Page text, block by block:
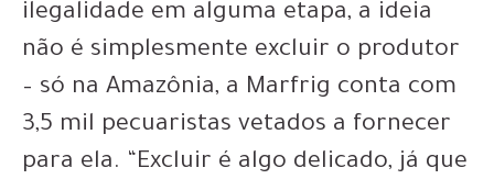
ilegalidade em alguma etapa, a ideia
não é simplesmente excluir o produtor
– só na Amazônia, a Marfrig conta com
3,5 mil pecuaristas vetados a fornecer
para ela. “Excluir é algo delicado, já que